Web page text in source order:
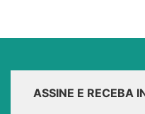
ASSINE E RECEBA